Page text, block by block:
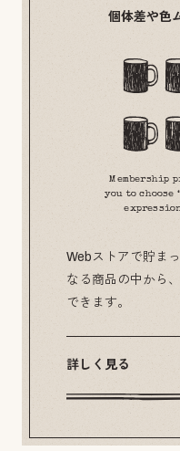
個体差や色
Membership
you to choose
Webストアで貯ま
なる商品の中から
できます。
詳しく見る